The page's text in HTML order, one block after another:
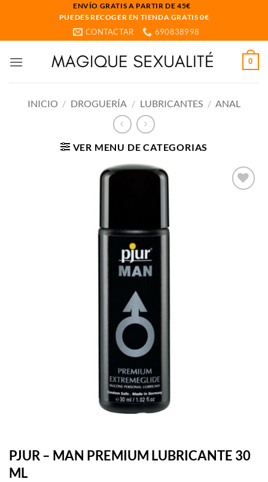
ENVÍO GRATIS A PARTIR DE 45€
PUEDES RECOGER EN TIENDA GRATIS 0€
CONTACTAR 690838998
0
INICIO / DROGUERÍA / LUBRICANTES / ANAL
VER MENU DE CATEGORIAS
PJUR – MAN PREMIUM LUBRICANTE 30
ML